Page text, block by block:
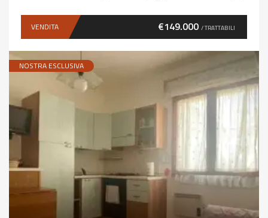
VENDITA €149.000 / TRATTABILI
NOSTRA ESCLUSIVA